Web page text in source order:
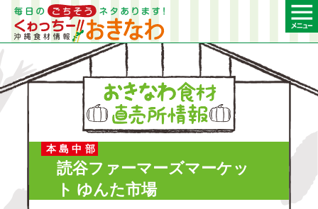
本島中部
読谷ファーマーズマーケッ
ト ゆんた市場